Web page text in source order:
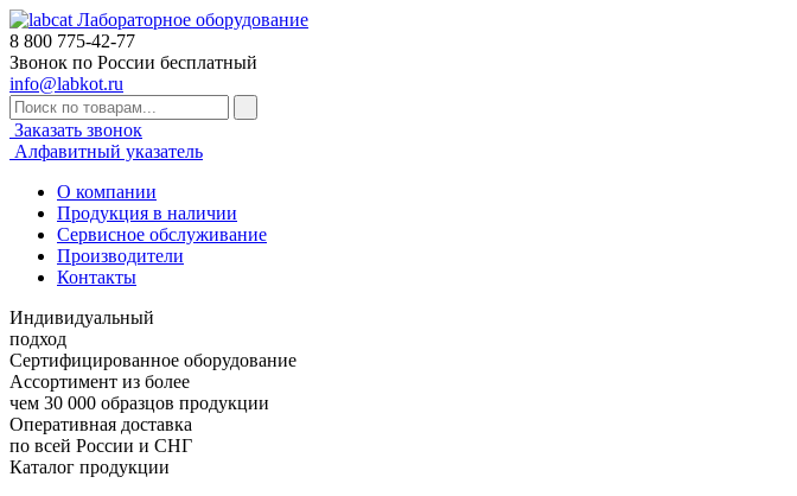
Лабораторное оборудование
8 800 775-42-77
Звонок по России бесплатный
info@labkot.ru
Заказать звонок
Алфавитный указатель
О компании
Продукция в наличии
Сервисное обслуживание
Производители
Контакты
Индивидуальный
подход
Сертифицированное оборудование
Ассортимент из более
чем 30 000 образцов продукции
Оперативная доставка
по всей России и СНГ
Каталог продукции